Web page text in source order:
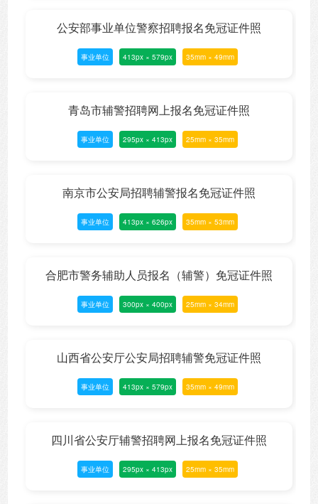
公安部事业单位警察招聘报名免冠证件照
事业单位 413px × 579px 35mm × 49mm
青岛市辅警招聘网上报名免冠证件照
事业单位 295px × 413px 25mm × 35mm
南京市公安局招聘辅警报名免冠证件照
事业单位 413px × 626px 35mm × 53mm
合肥市警务辅助人员报名（辅警）免冠证件照
事业单位 300px × 400px 25mm × 34mm
山西省公安厅公安局招聘辅警免冠证件照
事业单位 413px × 579px 35mm × 49mm
四川省公安厅辅警招聘网上报名免冠证件照
事业单位 295px × 413px 25mm × 35mm